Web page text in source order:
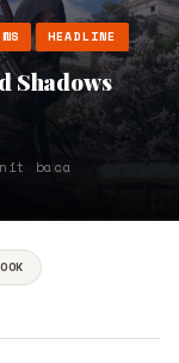
HEADLINE
Shadows
baca